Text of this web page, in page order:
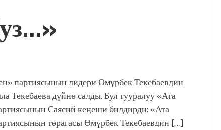
сөзсүз керек!”
Мээрим Мураталиева
Тоо” журналынын
Видео)
СИМВОЛУ
фонтанды көрүү үчүн
партиясынын лидери Өмүрбек Текебаевдин
Текебаева дүйнө салды. Бул тууралуу «Ата
Саясий кеңеши билдирди: «Ата
төрагасы Өмүрбек Текебаевдин […]